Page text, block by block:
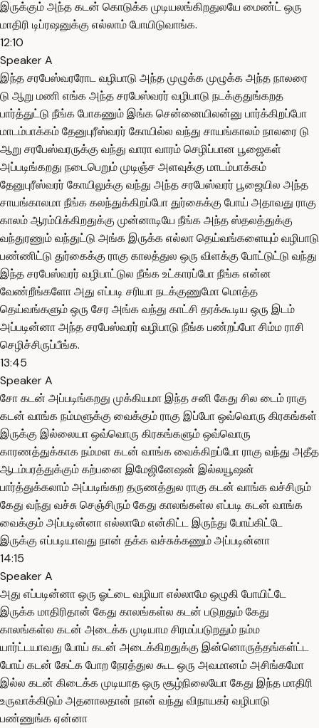
இருக்கும் அந்த கடன் கொடுக்க முடியலங்கிறதுலயே மைண்ட் ஒரு
மாதிரி டிப்ரஷனுக்கு எல்லாம் போயிடுவாங்க.
12:10
Speaker A
இந்த சரபேஸ்வரரோட வழிபாடு அந்த முழுக்க முழுக்க அந்த நாலரை
டு ஆறு மணி எங்க அந்த சரபேஸ்வரர் வழிபாடு நடக்குதுங்கறத
பார்த்துட்டு நீங்க போகணும் இங்க சென்னையிலன்னு பார்க்கிறப்போ
மாடம்பாக்கம் தேனுபுரீஸ்வரர் கோயில்ல வந்து சாயங்காலம் நாலரை டு
ஆறு சரபேஸ்வரருக்கு வந்து வாரா வாரம் செழிப்பான பூஜைகள்
அப்படிங்கறது நடைபெறும் முடிஞ்ச அளவுக்கு மாடம்பாக்கம்
தேனுபுரீஸ்வரர் கோயிலுக்கு வந்து அந்த சரபேஸ்வரர் பூஜையில அந்த
சாயங்காலமா நீங்க கலந்துக்கிறப்போ துர்கைக்கு போய் அதாவது ராகு
காலம் ஆரம்பிக்கிறதுக்கு முன்னாடியே நீங்க அந்த ஸ்தலத்துக்கு
வந்துரணும் வந்துட்டு அங்க இருக்க எல்லா தெய்வங்களையும் வழிபாடு
பண்ணிட்டு துர்கைக்கு ராகு காலத்துல ஒரு விளக்கு போட்டுட்டு வந்து
இந்த சரபேஸ்வரர் வழிபாட்டுல நீங்க உட்காரப்போ நீங்க என்ன
வேண்றீங்களோ அது எப்படி சரியா நடக்குணுமோ மொத்த
தெய்வங்களும் ஒரு சேர அங்க வந்து காட்சி தரக்கூடிய ஒரு இடம்
அப்படின்னா அந்த சரபேஸ்வரர் வழிபாடு நீங்க பண்றப்போ சிம்ம ராசி
செழிச்சிருப்பீங்க.
13:45
Speaker A
சோ கடன் அப்படிங்கறது முக்கியமா இந்த சனி கேது சில டைம் ராகு
கடன் வாங்க நம்மளுக்கு வைக்கும் ராகு இப்போ ஒவ்வொரு கிரகங்கள்
இருக்கு இல்லையா ஒவ்வொரு கிரகங்களும் ஒவ்வொரு
காரணத்துக்காக நம்மள கடன் வாங்க வைக்கிறப்போ ராகு வந்து அதீத
ஆடம்பரத்துக்கும் கற்பனை இமேஜினேஷன் இல்லயூஷன்
பார்த்துக்கலாம் அப்படிங்கற தருணத்துல ராகு கடன் வாங்க வச்சிரும்
கேது வந்து வச்சு செஞ்சிரும் கேது காலங்கள்ல எப்படி கடன் வாங்க
வைக்கும் அப்படின்னா எல்லாமே என்கிட்ட இருந்து போய்கிட்டே
இருக்கு எப்படியாவது நான் தக்க வச்சுக்கணும் அப்படின்னா
14:15
Speaker A
அது எப்படின்னா ஒரு ஓட்டை வழியா எல்லாமே ஒழுகி போயிட்டே
இருக்க மாதிரிதான் கேது காலங்கள்ல கடன் படுறதும் கேது
காலங்கள்ல கடன் அடைக்க முடியாம சிரமப்படுறதும் நம்ம
யார்ட்டயாவது போய் கடன் அடைக்கிறதுக்கு இன்னொருத்தங்கள்ட்ட
போய் கடன் கேட்க போற நேரத்துல கூட ஒரு அவமானம் அசிங்கமோ
இல்ல கடன் கிடைக்க முடியாத ஒரு சூழ்நிலையோ கேது இந்த மாதிரி
உருவாக்கிடும் அதனாலதான் நான் வந்து விநாயகர் வழிபாடு
பண்ணுங்க ஏன்னா